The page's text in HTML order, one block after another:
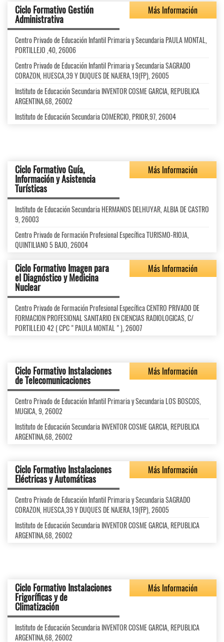
Ciclo Formativo Gestión
Administrativa
Más Información
Centro Privado de Educación Infantil Primaria y Secundaria PAULA MONTAL,
PORTILLEJO ,40, 26006
Centro Privado de Educación Infantil Primaria y Secundaria SAGRADO
CORAZON, HUESCA,39 Y DUQUES DE NAJERA,19(FP), 26005
Instituto de Educación Secundaria INVENTOR COSME GARCIA, REPUBLICA
ARGENTINA,68, 26002
Instituto de Educación Secundaria COMERCIO, PRIOR,97, 26004
Ciclo Formativo Guía,
Información y Asistencia
Turísticas
Más Información
Instituto de Educación Secundaria HERMANOS DELHUYAR, ALBIA DE CASTRO
9, 26003
Centro Privado de Formación Profesional Específica TURISMO-RIOJA,
QUINTILIANO 5 BAJO, 26004
Ciclo Formativo Imagen para
el Diagnóstico y Medicina
Nuclear
Más Información
Centro Privado de Formación Profesional Específica CENTRO PRIVADO DE
FORMACION PROFESIONAL SANITARIO EN CIENCIAS RADIOLOGICAS, C/
PORTILLEJO 42 ( CPC " PAULA MONTAL " ), 26007
Ciclo Formativo Instalaciones
de Telecomunicaciones
Más Información
Centro Privado de Educación Infantil Primaria y Secundaria LOS BOSCOS,
MUGICA, 9, 26002
Instituto de Educación Secundaria INVENTOR COSME GARCIA, REPUBLICA
ARGENTINA,68, 26002
Ciclo Formativo Instalaciones
Eléctricas y Automáticas
Más Información
Centro Privado de Educación Infantil Primaria y Secundaria SAGRADO
CORAZON, HUESCA,39 Y DUQUES DE NAJERA,19(FP), 26005
Instituto de Educación Secundaria INVENTOR COSME GARCIA, REPUBLICA
ARGENTINA,68, 26002
Ciclo Formativo Instalaciones
Frigoríficas y de
Climatización
Más Información
Instituto de Educación Secundaria INVENTOR COSME GARCIA, REPUBLICA
ARGENTINA,68, 26002